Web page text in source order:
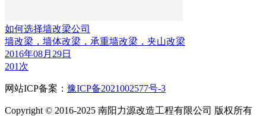
如何选择墙改梁公司
墙改梁，墙体改梁，承重墙改梁，夹山改梁
2016年08月29日
201次
网站ICP备案： 豫ICP备2021002577号-3
Copyright © 2016-2025 南阳力源改造工程有限公司 版权所有